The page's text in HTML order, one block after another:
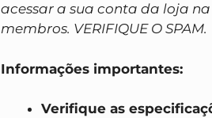
acessar a sua conta da loja
membros. VERIFIQUE O SPAM.
Informações importantes:
Verifique as